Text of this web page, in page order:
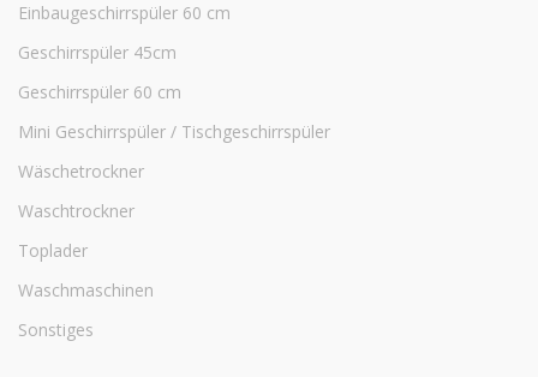
Einbaugeschirrspüler 60 cm
Geschirrspüler 45cm
Geschirrspüler 60 cm
Mini Geschirrspüler / Tischgeschirrspüler
Wäschetrockner
Waschtrockner
Toplader
Waschmaschinen
Sonstiges